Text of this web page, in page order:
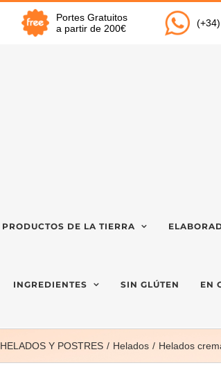
Portes Gratuitos
a partir de 200€
PRODUCTOS DE LA TIERRA
INGREDIENTES SIN GLÚTEN EN
HELADOS Y POSTRES Helados Helados